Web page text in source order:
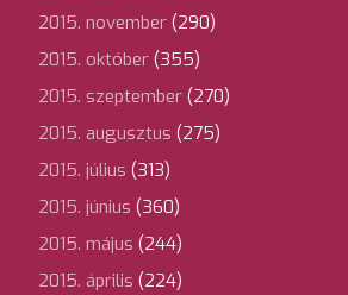
2015. november (290)
2015. október (355)
2015. szeptember (270)
2015. augusztus (275)
2015. július (313)
2015. június (360)
2015. május (244)
2015. április (224)